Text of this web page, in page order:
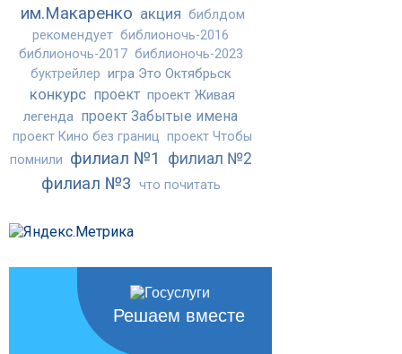
им.Макаренко акция библдом
рекомендует библионочь-2016
библионочь-2017 библионочь-2023
буктрейлер игра Это Октябрьск
конкурс проект проект Живая
легенда проект Забытые имена
проект Кино без границ проект Чтобы
помнили филиал №1 филиал №2
филиал №3 что почитать
Решаем вместе